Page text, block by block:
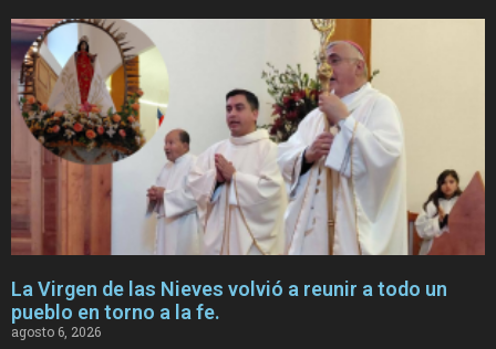
La Virgen de las Nieves volvió a reunir a todo un
pueblo en torno a la fe.
agosto 6, 2026